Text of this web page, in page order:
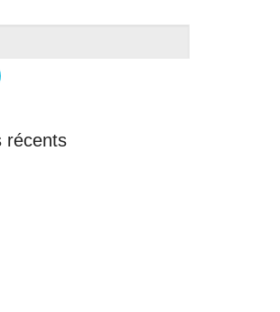
récents